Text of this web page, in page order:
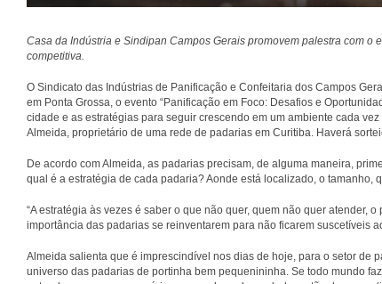
Casa da Indústria e Sindipan Campos Gerais promovem palestra com
competitiva.
O Sindicato das Indústrias de Panificação e Confeitaria dos Campos
em Ponta Grossa, o evento “Panificação em Foco: Desafios e
cidade e as estratégias para seguir crescendo em um ambiente cada
Almeida, proprietário de uma rede de padarias em Curitiba. Haverá
De acordo com Almeida, as padarias precisam, de alguma maneira,
qual é a estratégia de cada padaria? Aonde está localizado, o tamanho,
“A estratégia às vezes é saber o que não quer, quem não quer atender,
importância das padarias se reinventarem para não ficarem suscetíveis
Almeida salienta que é imprescindível nos dias de hoje, para o setor de
universo das padarias de portinha bem pequenininha. Se todo mundo